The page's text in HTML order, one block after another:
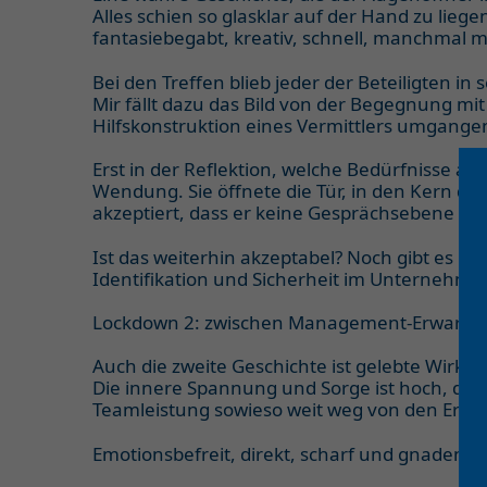
Alles schien so glasklar auf der Hand zu
fantasiebegabt, kreativ, schnell, manchmal
Bei den Treffen blieb jeder der Beteiligten in
Mir fällt dazu das Bild von der Begegnung
Hilfskonstruktion eines Vermittlers
Erst in der Reflektion, welche Bedürfnisse
Wendung. Sie öffnete die Tür, in den Kern
akzeptiert, dass er keine Gesprächsebene
Ist das weiterhin akzeptabel? Noch gibt es
Identifikation und Sicherheit im
Lockdown 2: zwischen Management-
Auch die zweite Geschichte ist gelebte
Die innere Spannung und Sorge ist hoch,
Teamleistung sowieso weit weg von den
Emotionsbefreit, direkt, scharf und